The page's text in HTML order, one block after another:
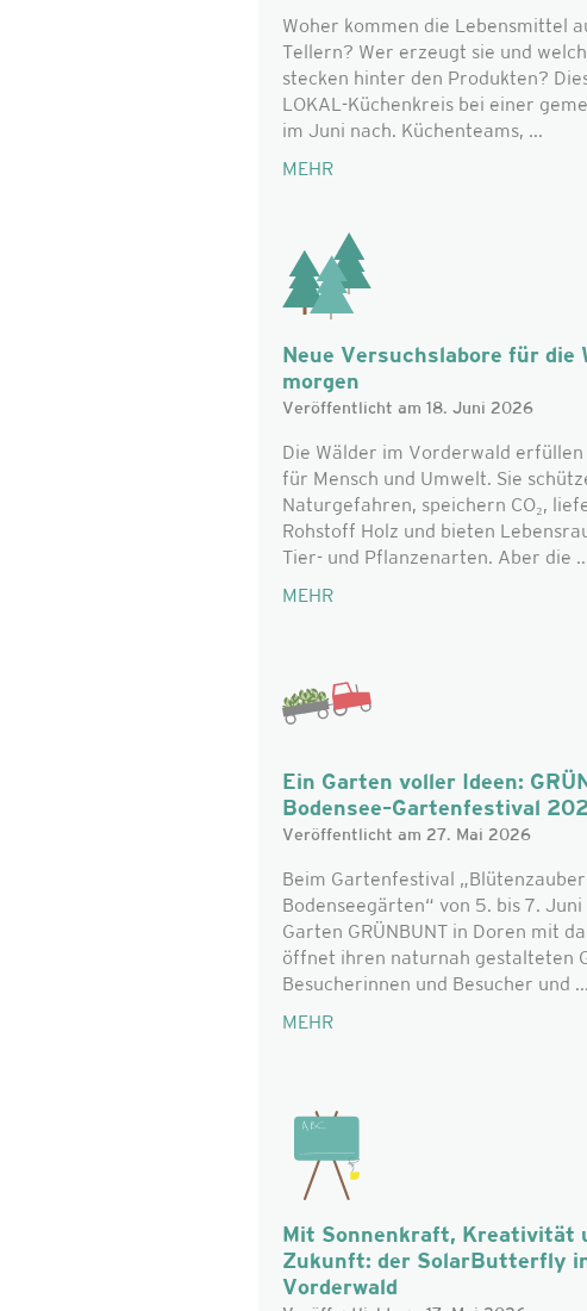
Woher kommen die Lebensmittel
Tellern? Wer erzeugt sie und
stecken hinter den Produkten?
LOKAL-Küchenkreis bei einer
im Juni nach. Küchenteams, ...
MEHR
Neue Versuchslabore für die
morgen
Veröffentlicht am 18. Juni 2026
Die Wälder im Vorderwald
für Mensch und Umwelt. Sie
Naturgefahren, speichern CO₂,
Rohstoff Holz und bieten
Tier- und Pflanzenarten. Aber die
MEHR
Ein Garten voller Ideen:
Bodensee–Gartenfestival
Veröffentlicht am 27. Mai 2026
Beim Gartenfestival
Bodenseegärten“ von 5. bis 7.
Garten GRÜNBUNT in Doren mit
öffnet ihren naturnah gestalteten
Besucherinnen und Besucher und ...
MEHR
Mit Sonnenkraft, Kreativität
Zukunft: der SolarButterfly
Vorderwald